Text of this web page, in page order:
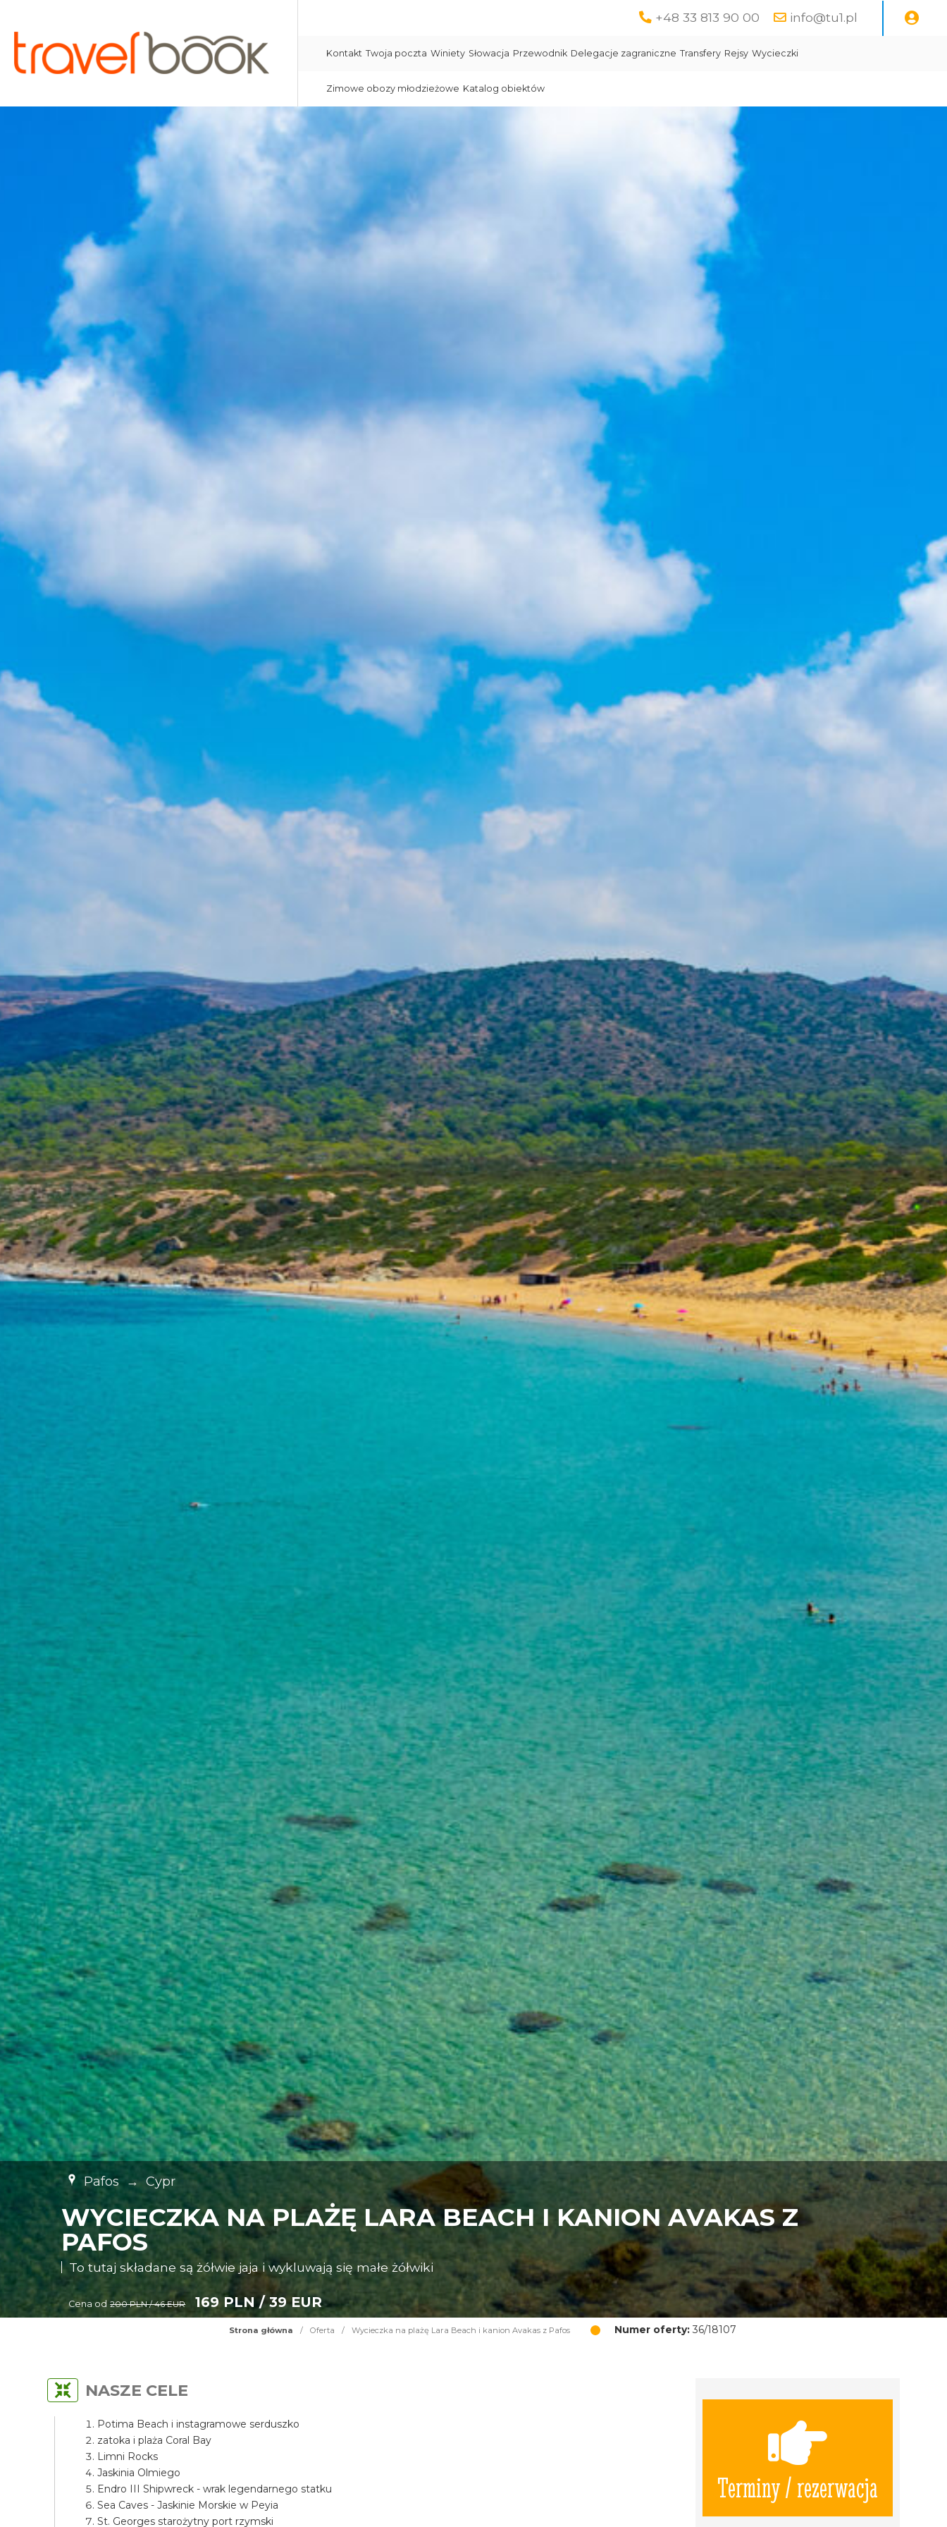
+48 33 813 90 00 info@tu1.pl
Kontakt Twoja poczta Winiety Słowacja Przewodnik Delegacje zagraniczne Transfery Rejsy Wycieczki
Zimowe obozy młodzieżowe Katalog obiektów
Pafos → Cypr
WYCIECZKA NA PLAŻĘ LARA BEACH I KANION AVAKAS Z
PAFOS
To tutaj składane są żółwie jaja i wykluwają się małe żółwiki
Cena od 200 PLN / 46 EUR 169 PLN / 39 EUR
Strona główna / Oferta / Wycieczka na plażę Lara Beach i kanion Avakas z Pafos Numer oferty:36/18107
Terminy / rezerwacja
NASZE CELE
Potima Beach i instagramowe serduszko
zatoka i plaża Coral Bay
Limni Rocks
Jaskinia Olmiego
Endro III Shipwreck - wrak legendarnego statku
Sea Caves - Jaskinie Morskie w Peyia
St. Georges starożytny port rzymski